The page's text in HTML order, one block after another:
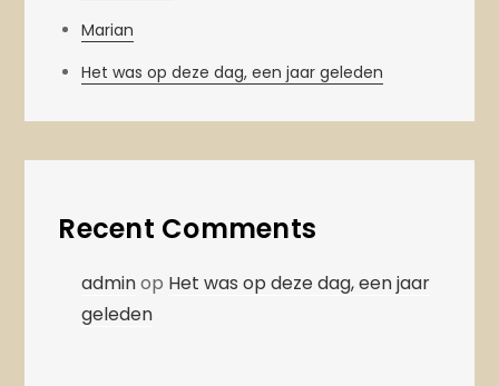
Marian
Het was op deze dag, een jaar geleden
Recent Comments
adminop Het was op deze dag, een jaar
geleden